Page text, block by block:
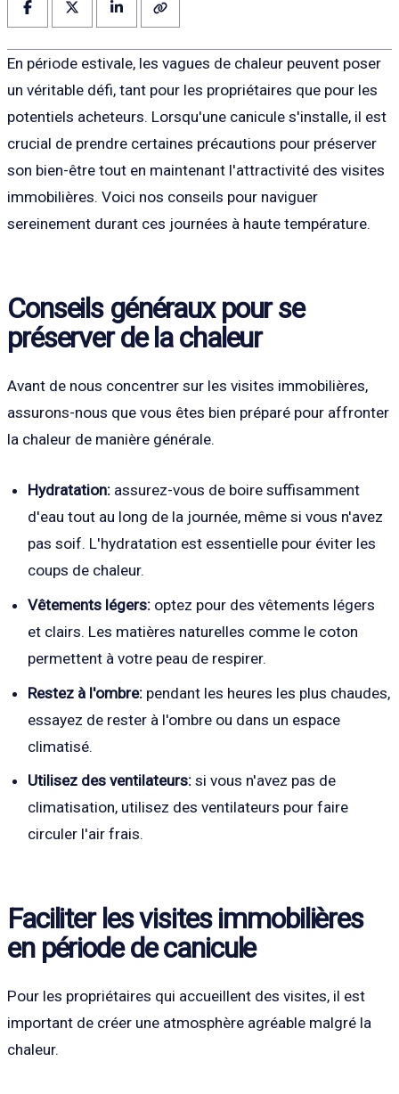
En période estivale, les vagues de chaleur peuvent poser
un véritable défi, tant pour les propriétaires que pour les
potentiels acheteurs. Lorsqu'une canicule s'installe, il est
crucial de prendre certaines précautions pour préserver
son bien-être tout en maintenant l'attractivité des visites
immobilières. Voici nos conseils pour naviguer
sereinement durant ces journées à haute température.
Conseils généraux pour se
préserver de la chaleur
Avant de nous concentrer sur les visites immobilières,
assurons-nous que vous êtes bien préparé pour affronter
la chaleur de manière générale.
Hydratation: assurez-vous de boire suffisamment
d'eau tout au long de la journée, même si vous n'avez
pas soif. L'hydratation est essentielle pour éviter les
coups de chaleur.
Vêtements légers: optez pour des vêtements légers
et clairs. Les matières naturelles comme le coton
permettent à votre peau de respirer.
Restez à l'ombre: pendant les heures les plus chaudes,
essayez de rester à l'ombre ou dans un espace
climatisé.
Utilisez des ventilateurs: si vous n'avez pas de
climatisation, utilisez des ventilateurs pour faire
circuler l'air frais.
Faciliter les visites immobilières
en période de canicule
Pour les propriétaires qui accueillent des visites, il est
important de créer une atmosphère agréable malgré la
chaleur.